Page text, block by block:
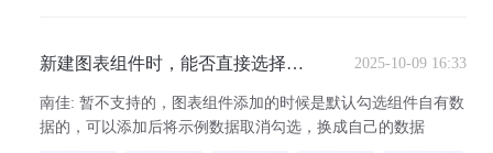
新建图表组件时，能否直接选择
据？
2025-10-09 16:33
南佳: 暂不支持的，图表组件添加的时候是默认勾选组件自有数
据的，可以添加后将示例数据取消勾选，换成自己的数据